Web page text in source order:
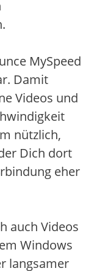
MySpeed
Damit
Videos und
nützlich,
Dich dort
eher
auch Videos
Windows
langsamer